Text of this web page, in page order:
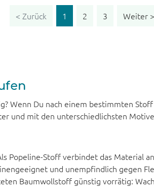
< Zurück 1 2 3 Weiter >
Wenn Du nach einem bestimmten
und mit den unterschiedlichsten
Popeline-Stoff verbindet das Material
und unempfindlich gegen
Baumwollstoff günstig vorrätig: